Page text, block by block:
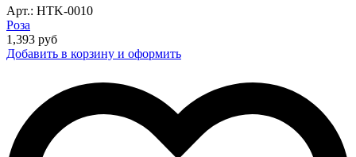
Арт.: HTK-0010
Роза
1,393 руб
Добавить в корзину и оформить